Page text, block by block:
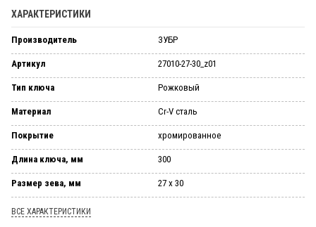
ХАРАКТЕРИСТИКИ
Производитель ЗУБР
Артикул 27010-27-30_z01
Тип ключа Рожковый
Материал Cr-V сталь
Покрытие хромированное
Длина ключа, мм 300
Размер зева, мм 27 х 30
ВСЕ ХАРАКТЕРИСТИКИ